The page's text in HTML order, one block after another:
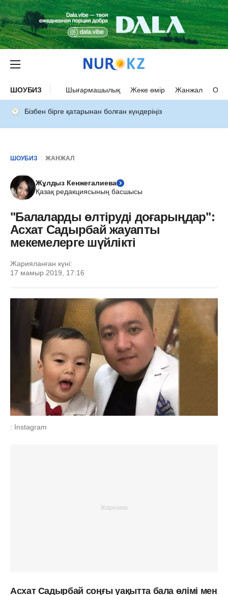
ШОУБИЗ Шығармашылық Жеке өмір Жанжал
Бізбен бірге қатарынан болған күндеріңіз
ШОУБИЗ ЖАНЖАЛ
Жұлдыз Кенжегалиева
Қазақ редакциясының басшысы
"Балаларды өлтіруді доғарыңдар":
Асхат Садырбай жауапты
мекемелерге шүйлікті
Жарияланған күні:
17 мамыр 2019, 17:16
: Instagram
Асхат Садырбай соңғы уақытта бала өлімі мен